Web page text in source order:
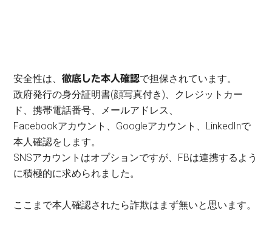
安全性は、徹底した本人確認で担保されています。
政府発行の身分証明書(顔写真付き)、クレジットカー
ド、携帯電話番号、メールアドレス、
Facebookアカウント、Googleアカウント、LinkedInで
本人確認をします。
SNSアカウントはオプションですが、FBは連携するよう
に積極的に求められました。
ここまで本人確認されたら詐欺はまず無いと思います。